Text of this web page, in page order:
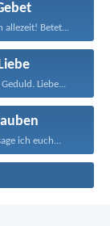
allezeit! Betet...
Liebe
Geduld. Liebe...
ich euch...